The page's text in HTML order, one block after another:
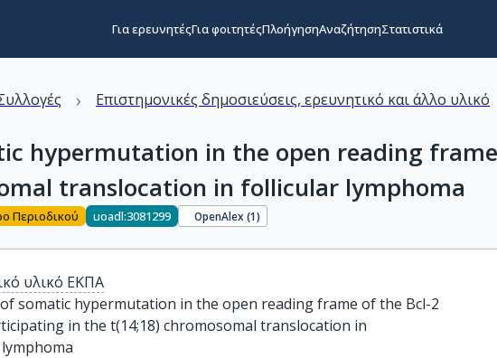
Για ερευνητέςΓια φοιτητέςΠλοήγησηΑναζήτησηΣτατιστικά
› Επιστημονικές δημοσιεύσεις, ερευνητικό και άλλο υλικό
hypermutation in the open reading
translocation in follicular lymphoma
Περιοδικού uoadl:3081299 OpenAlex (1)
υλικό ΕΚΠΑ
somatic hypermutation in the open reading frame of the Bcl-2
in the t(14;18) chromosomal translocation in